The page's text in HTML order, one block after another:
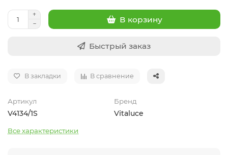
В корзину
Быстрый заказ
В закладки В сравнение
Артикул
V4134/1S
Бренд
Vitaluce
Все характеристики